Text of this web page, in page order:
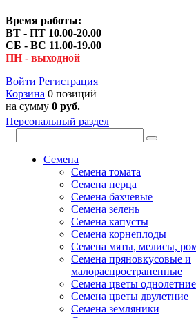
Время работы:
ВТ - ПТ 10.00-20.00
СБ - ВС 11.00-19.00
ПН - выходной
Войти Регистрация
Корзина 0 позиций
на сумму 0 руб.
Персональный раздел
Семена
Семена томата
Семена перца
Семена бахчевые
Семена зелень
Семена капусты
Семена корнеплоды
Семена мяты, мелисы,
Семена пряновкусовые и
малораспространенные
Семена цветы однолетние
Семена цветы двулетние
Семена земляники